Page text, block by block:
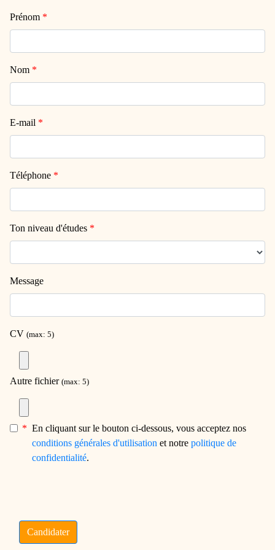
Prénom *
Nom *
E-mail *
Téléphone *
Ton niveau d'études *
Message
CV (max: 5)
Autre fichier (max: 5)
* En cliquant sur le bouton ci-dessous, vous acceptez nos
conditions générales d'utilisation et notre politique de
confidentialité.
Candidater